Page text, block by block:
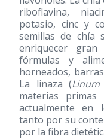
riboflavina,
potasio, cinc y
semillas de chía
enriquecer gran
fórmulas y
horneados,
La linaza (
materias
actualmente en
tanto por su
por la fibra